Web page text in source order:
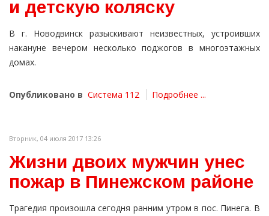
и детскую коляску
В г. Новодвинск разыскивают неизвестных, устроивших
накануне вечером несколько поджогов в многоэтажных
домах.
Опубликовано в Система 112 Подробнее ...
Вторник, 04 июля 2017 13:26
Жизни двоих мужчин унес
пожар в Пинежском районе
Трагедия произошла сегодня ранним утром в пос. Пинега. В